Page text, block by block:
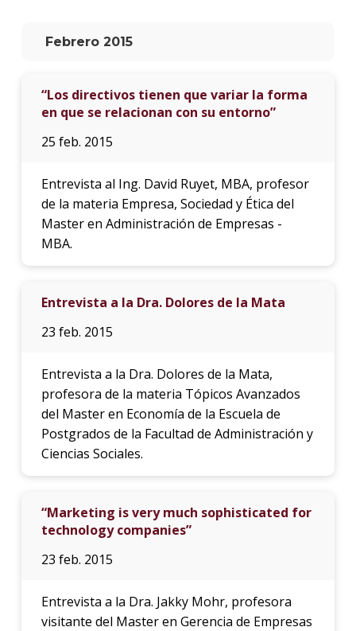
Febrero 2015
“Los directivos tienen que variar la forma
en que se relacionan con su entorno”
25 feb. 2015
Entrevista al Ing. David Ruyet, MBA, profesor
de la materia Empresa, Sociedad y Ética del
Master en Administración de Empresas -
MBA.
Entrevista a la Dra. Dolores de la Mata
23 feb. 2015
Entrevista a la Dra. Dolores de la Mata,
profesora de la materia Tópicos Avanzados
del Master en Economía de la Escuela de
Postgrados de la Facultad de Administración y
Ciencias Sociales.
“Marketing is very much sophisticated for
technology companies”
23 feb. 2015
Entrevista a la Dra. Jakky Mohr, profesora
visitante del Master en Gerencia de Empresas